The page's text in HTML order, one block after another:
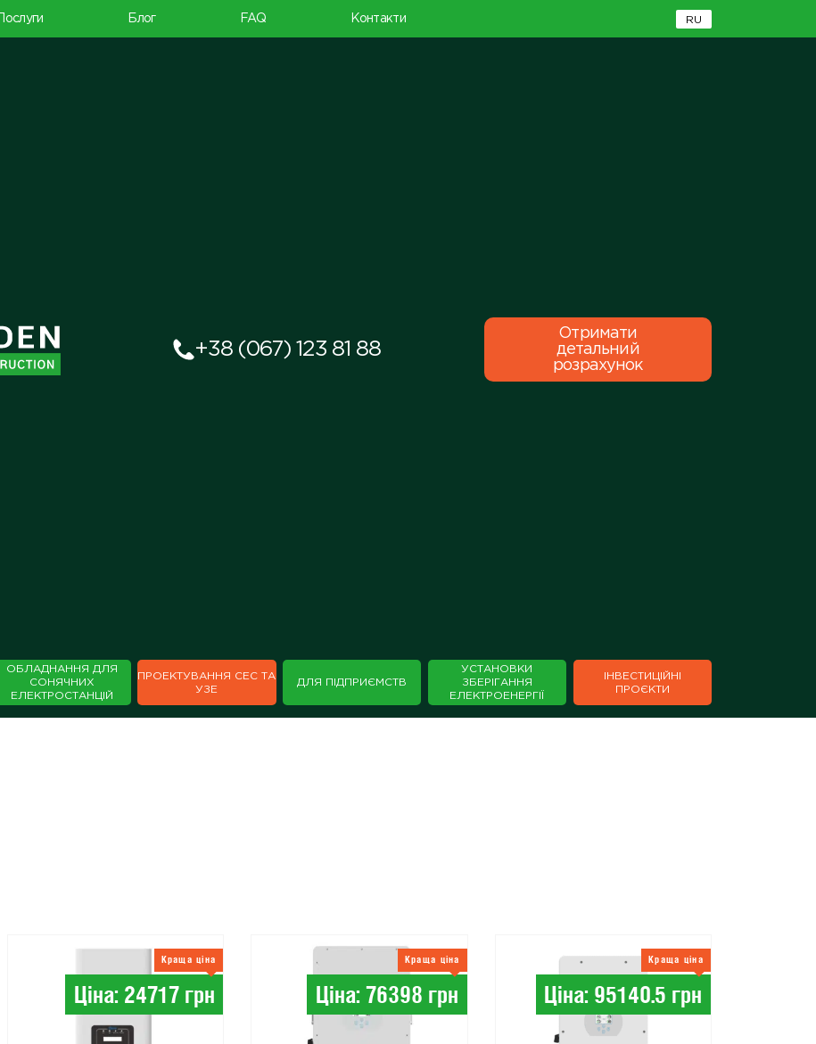
Послуги Блог FAQ Контакти RU
+38 (067) 123 81 88
Отримати
детальний
розрахунок
ОБЛАДНАННЯ ДЛЯ
СОНЯЧНИХ
ЕЛЕКТРОСТАНЦІЙ
ПРОЕКТУВАННЯ СЕС ТА
УЗЕ
ДЛЯ ПІДПРИЄМСТВ
УСТАНОВКИ
ЗБЕРІГАННЯ
ЕЛЕКТРОЕНЕРГІЇ
ІНВЕСТИЦІЙНІ
⁣⁣⁣⁣ПРОЄКТИ
Ціна: 24717 грн
Краща ціна
Ціна: 76398 грн
Краща ціна
Ціна: 95140.5 грн
Краща ціна